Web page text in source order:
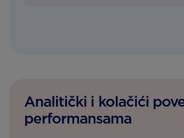
Analitički i kolačići
performansama